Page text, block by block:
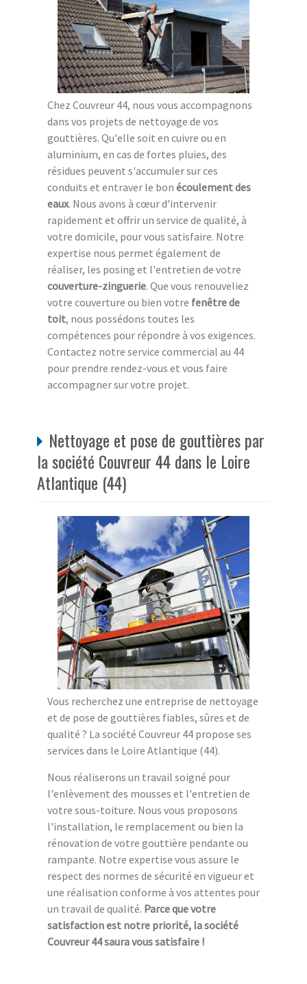
Chez Couvreur 44, nous vous accompagnons
dans vos projets de nettoyage de vos
gouttières. Qu'elle soit en cuivre ou en
aluminium, en cas de fortes pluies, des
résidues peuvent s'accumuler sur ces
conduits et entraver le bon écoulement des
eaux. Nous avons à cœur d'intervenir
rapidement et offrir un service de qualité, à
votre domicile, pour vous satisfaire. Notre
expertise nous permet également de
réaliser, les posing et l'entretien de votre
couverture-zinguerie. Que vous renouveliez
votre couverture ou bien votre fenêtre de
toit, nous possédons toutes les
compétences pour répondre à vos exigences.
Contactez notre service commercial au 44
pour prendre rendez-vous et vous faire
accompagner sur votre projet.
Nettoyage et pose de gouttières par
la société Couvreur 44 dans le Loire
Atlantique (44)
Vous recherchez une entreprise de nettoyage
et de pose de gouttières fiables, sûres et de
qualité ? La société Couvreur 44 propose ses
services dans le Loire Atlantique (44).
Nous réaliserons un travail soigné pour
l'enlèvement des mousses et l'entretien de
votre sous-toiture. Nous vous proposons
l'installation, le remplacement ou bien la
rénovation de votre gouttière pendante ou
rampante. Notre expertise vous assure le
respect des normes de sécurité en vigueur et
une réalisation conforme à vos attentes pour
un travail de qualité. Parce que votre
satisfaction est notre priorité, la société
Couvreur 44 saura vous satisfaire !